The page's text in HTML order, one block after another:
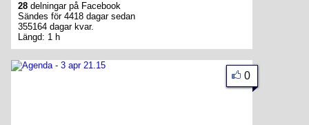
28 delningar på Facebook
Sändes för 4418 dagar sedan
355164 dagar kvar.
Längd: 1 h
0